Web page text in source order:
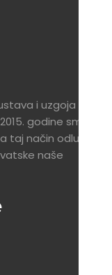
i uzgoja
godine smo
način odlučili
naše